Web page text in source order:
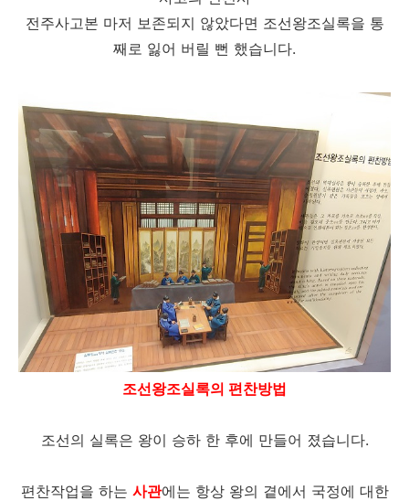
전주사고본 마저 보존되지 않았다면 조선왕조실록을 통
째로 잃어 버릴 뻔 했습니다.
조선왕조실록의 편찬방법
조선의 실록은 왕이 승하 한 후에 만들어 졌습니다.
편찬작업을 하는 사관에는 항상 왕의 곁에서 국정에 대한